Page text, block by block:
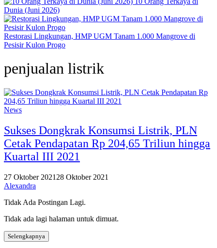
Dunia (Juni 2026)
Restorasi Lingkungan, HMP UGM Tanam 1.000 Mangrove di
Pesisir Kulon Progo
penjualan listrik
News
Sukses Dongkrak Konsumsi Listrik, PLN
Cetak Pendapatan Rp 204,65 Triliun hingga
Kuartal III 2021
27 Oktober 2021 28 Oktober 2021
Alexandra
Tidak Ada Postingan Lagi.
Tidak ada lagi halaman untuk dimuat.
Selengkapnya